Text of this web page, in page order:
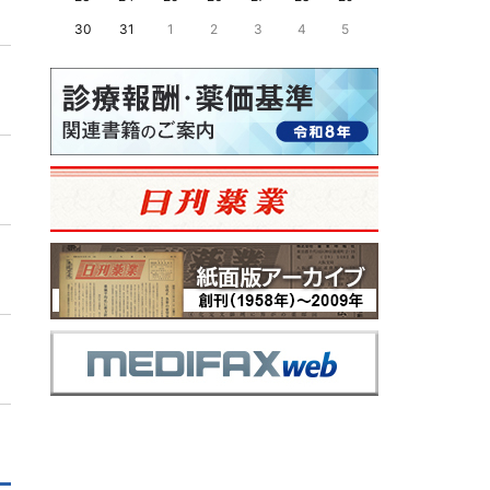
30
31 1 2 3 4 5